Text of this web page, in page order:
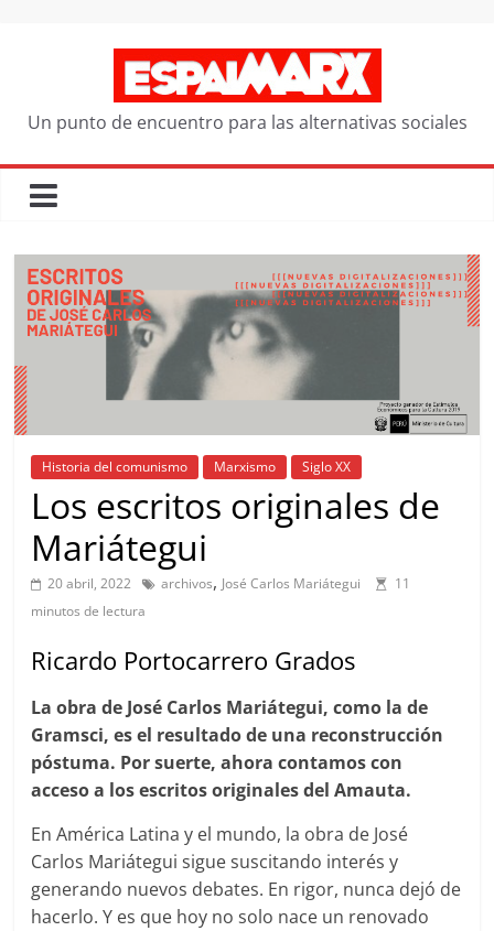
Un punto de encuentro para las alternativas sociales
Historia del comunismo Marxismo Siglo XX
Los escritos originales de
Mariátegui
20 abril, 2022 archivos, José Carlos Mariátegui
11
minutos de lectura
Ricardo Portocarrero Grados
La obra de José Carlos Mariátegui, como la de
Gramsci, es el resultado de una reconstrucción
póstuma. Por suerte, ahora contamos con
acceso a los escritos originales del Amauta.
En América Latina y el mundo, la obra de José
Carlos Mariátegui sigue suscitando interés y
generando nuevos debates. En rigor, nunca dejó de
hacerlo. Y es que hoy no solo nace un renovado